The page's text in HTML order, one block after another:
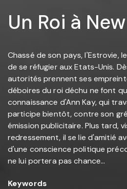
Un Roi à
Chassé de son pays, l'Estrovie,
de se réfugier aux Etats-Unis.
autorités prennent ses
déboires du roi déchu ne font
connaissance d'Ann Kay, qui
participe bientôt, contre son
émission publicitaire. Plus tard,
redressement, il se lie d'amitié
d'une conscience politique
ne lui portera pas chance...
Keywords